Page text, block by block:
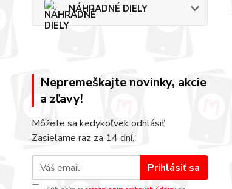
NÁHRADNÉ DIELY
Nepremeškajte novinky, akcie
a zľavy!
Môžete sa kedykoľvek odhlásiť.
Zasielame raz za 14 dní.
Prihlásiť sa